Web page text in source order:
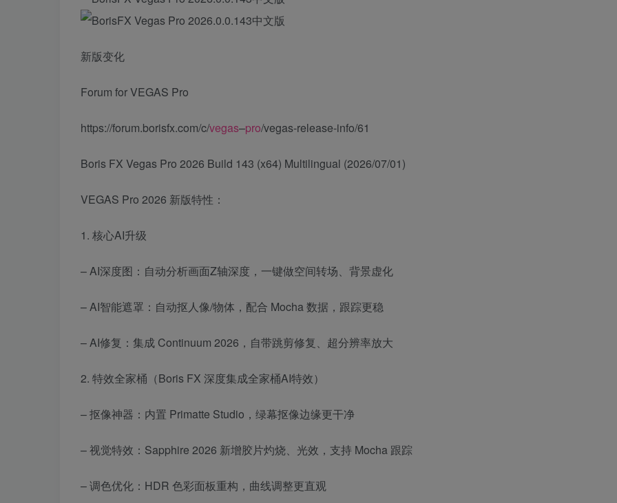
新版变化
Forum for VEGAS Pro
https://forum.borisfx.com/c/vegas–pro/vegas-release-info/61
Boris FX Vegas Pro 2026 Build 143 (x64) Multilingual (2026/07/01)
VEGAS Pro 2026 新版特性：
1. 核心AI升级
– AI深度图：自动分析画面Z轴深度，一键做空间转场、背景虚化
– AI智能遮罩：自动抠人像/物体，配合 Mocha 数据，跟踪更稳
– AI修复：集成 Continuum 2026，自带跳剪修复、超分辨率放大
2. 特效全家桶（Boris FX 深度集成全家桶AI特效）
– 抠像神器：内置 Primatte Studio，绿幕抠像边缘更干净
– 视觉特效：Sapphire 2026 新增胶片灼烧、光效，支持 Mocha 跟踪
– 调色优化：HDR 色彩面板重构，曲线调整更直观